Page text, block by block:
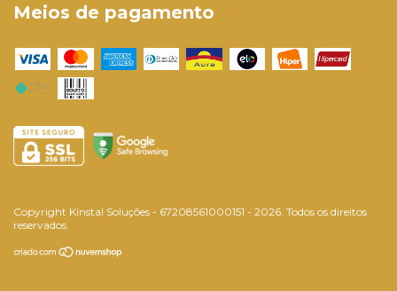
Meios de pagamento
Copyright Kinstal Soluções - 67208561000151 - 2026. Todos os direitos
reservados.